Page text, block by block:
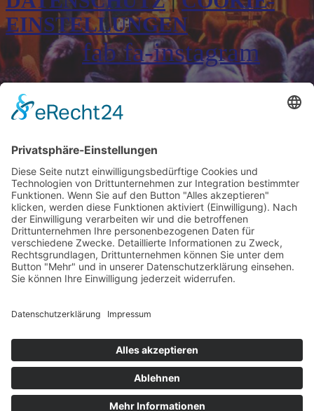
EINSTELLUNGEN
fab fa-instagram
fab fa-youtube
© 2026 by Zwoa Achter'l | -bitte! GbR |
Realisation: hp werbeagentur
Home
Termine
Backstage
Zwoa Achterl buchen